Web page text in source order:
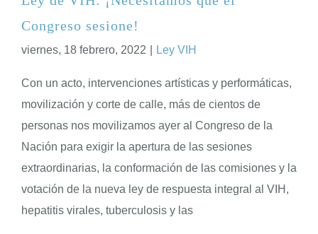
ENGLISH
Congreso sesione!
viernes, 18 febrero, 2022 Ley VIH
Con un acto, intervenciones artísticas y performáticas,
movilización y corte de calle, más de cientos de
personas nos movilizamos ayer al Congreso de la
Nación para exigir la apertura de las sesiones
extraordinarias, la conformación de las comisiones y la
votación de la nueva ley de respuesta integral al VIH,
hepatitis virales, tuberculosis y las